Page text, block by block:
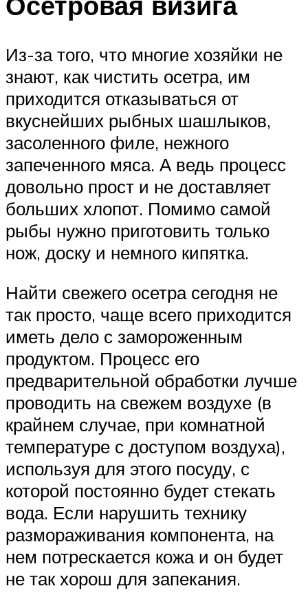
Из-за того, что многие хозяйки не
знают, как чистить осетра, им
приходится отказываться от
вкуснейших рыбных шашлыков,
засоленного филе, нежного
запеченного мяса. А ведь процесс
довольно прост и не доставляет
больших хлопот. Помимо самой
рыбы нужно приготовить только
нож, доску и немного кипятка.
Найти свежего осетра сегодня не
так просто, чаще всего приходится
иметь дело с замороженным
продуктом. Процесс его
предварительной обработки лучше
проводить на свежем воздухе (в
крайнем случае, при комнатной
температуре с доступом воздуха),
используя для этого посуду, с
которой постоянно будет стекать
вода. Если нарушить технику
размораживания компонента, на
нем потрескается кожа и он будет
не так хорош для запекания.